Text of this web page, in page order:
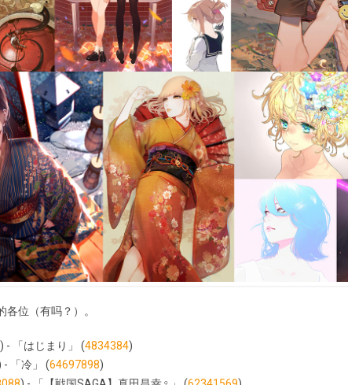
各位（有吗？）。
) - 「はじまり」 (4834384)
- 「冷」 (64697898)